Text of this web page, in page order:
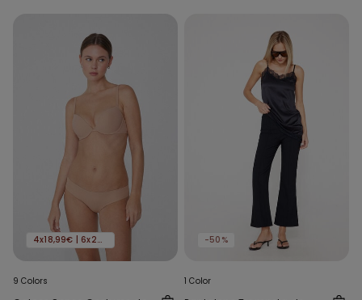
4x18,99€ | 6x24,99€
9 Colors
-50%
1 Color